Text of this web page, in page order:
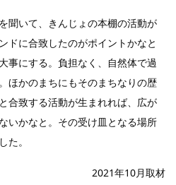
聞いて、きんじょの本棚の活動が
ドに合致したのがポイントかなと
事にする。負担なく、自然体で過
ほかのまちにもそのまちなりの歴
合致する活動が生まれれば、広が
いかなと。その受け皿となる場所
た。
2021年10月取材